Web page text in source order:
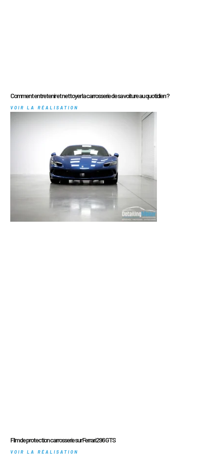
Comment entretenir et nettoyer la carrosserie de sa voiture au quotidien ?
VOIR LA RÉALISATION
Film de protection carrosserie sur Ferrari 296 GTS
VOIR LA RÉALISATION